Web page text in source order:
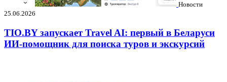
Новости
25.06.2026
TIO.BY запускает Travel AI: первый в Беларуси
ИИ-помощник для поиска туров и экскурсий